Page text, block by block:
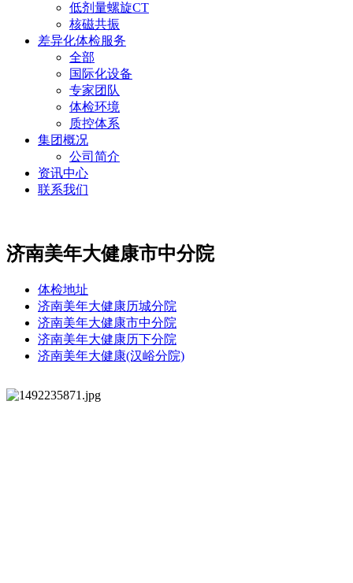
低剂量螺旋CT
核磁共振
差异化体检服务
全部
国际化设备
专家团队
体检环境
质控体系
集团概况
公司简介
资讯中心
联系我们
济南美年大健康市中分院
体检地址
济南美年大健康历城分院
济南美年大健康市中分院
济南美年大健康历下分院
济南美年大健康(汉峪分院)